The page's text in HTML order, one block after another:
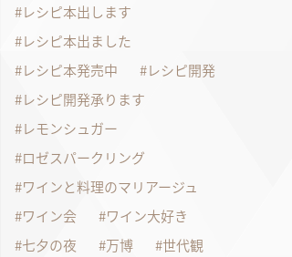
レシピ本出します
レシピ本出ました
レシピ本発売中
レシピ開発
レシピ開発承ります
レモンシュガー
ロゼスパークリング
ワインと料理のマリアージュ
ワイン会
ワイン大好き
七夕の夜
万博
世代観